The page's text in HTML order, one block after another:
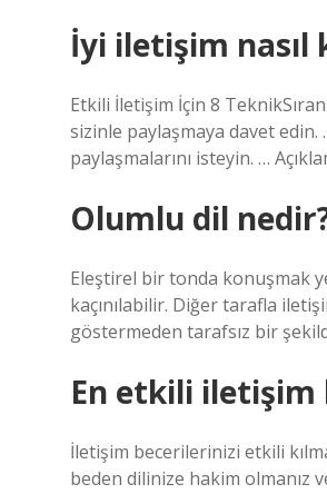
İyi iletişim nasıl
Etkili İletişim İçin 8
sizinle paylaşmaya davet
paylaşmalarını isteyin. …
Olumlu dil
Eleştirel bir tonda konuşmak
kaçınılabilir. Diğer tarafla
göstermeden tarafsız bir
En etkili iletişim
İletişim becerilerinizi etkili
beden dilinize hakim olmanız